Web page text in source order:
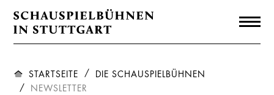
STARTSEITE
DIE SCHAUSPIELBÜHNEN
NEWSLETTER